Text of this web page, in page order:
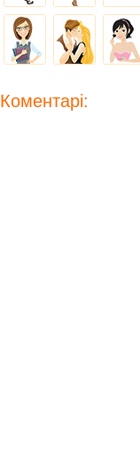
Коментарі: